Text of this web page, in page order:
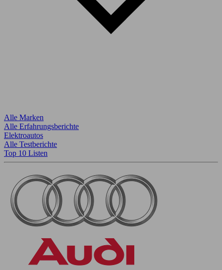
Alle Marken
Alle Erfahrungsberichte
Elektroautos
Alle Testberichte
Top 10 Listen